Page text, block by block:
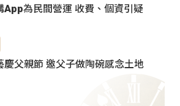
App為民間營運 收費、個資引疑
慶父親節 邀父子做陶碗感念土地